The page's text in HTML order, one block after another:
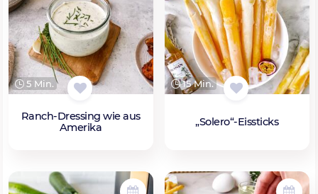
5 Min.
Ranch-Dressing wie aus
Amerika
15 Min.
„Solero“-Eissticks